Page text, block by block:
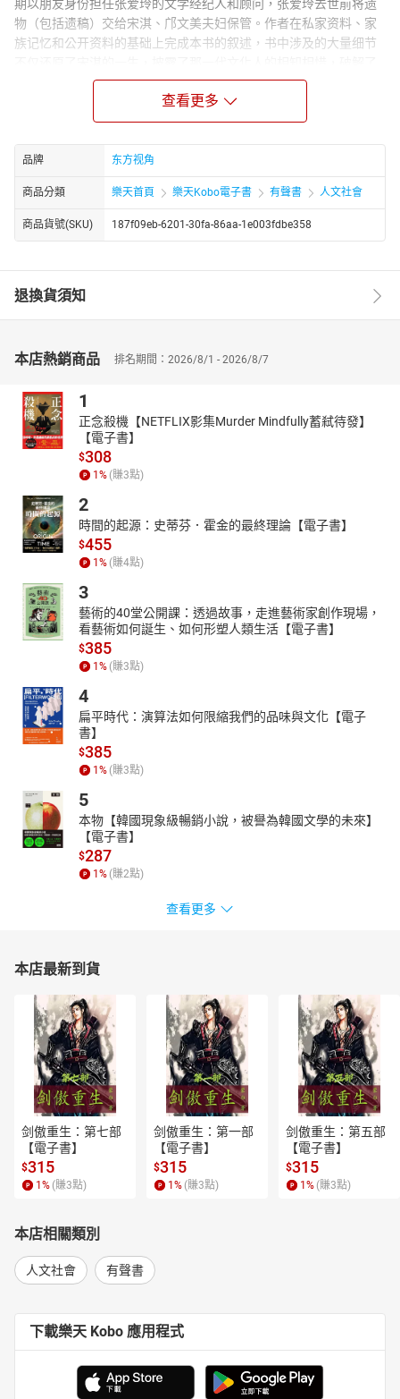
期以朋友身份担任张爱玲的文学经纪人和顾问，张爱玲去世前将遗
物（包括遗稿）交给宋淇、邝文美夫妇保管。作者在私家资料、家
族记忆和公开资料的基础上完成本书的叙述，书中涉及的大量细节
不少疑团和误解，也构建了一部“细节文化史”，使读者可以看到20
世纪华语文学、翻译、电影和大时代的一个侧影。
宋以朗，宋淇之子，统计学博士，从事媒体调查，东南西北博客
（zonaeuropa.com）创立人，父母去世后负责整理出版张爱玲遗
作。
查看更多
品牌 东方视角
商品分類 樂天首頁 樂天Kobo電子書 有聲書 人文社會
商品貨號(SKU) 187f09eb-6201-30fa-86aa-1e003fdbe358
退換貨須知
本店熱銷商品 排名期間：2026/8/1 - 2026/8/7
1
正念殺機【NETFLIX影集Murder Mindfully蓄弒待發】
【電子書】
$308
1 % (賺3點)
2
時間的起源：史蒂芬．霍金的最終理論【電子書】
$455
1 % (賺4點)
3
藝術的40堂公開課：透過故事，走進藝術家創作現場，
看藝術如何誕生、如何形塑人類生活【電子書】
$385
1 % (賺3點)
4
扁平時代：演算法如何限縮我們的品味與文化【電子
書】
$385
1 % (賺3點)
5
本物【韓國現象級暢銷小說，被譽為韓國文學的未來】
【電子書】
$287
1 % (賺2點)
查看更多
本店最新到貨
剑傲重生：第七部
【電子書】
$315
1 % (賺3點)
剑傲重生：第一部
【電子書】
$315
1 % (賺3點)
剑傲重生：第五部
【電子書】
$315
1 % (賺3點)
本店相關類別
人文社會 有聲書
下載樂天 Kobo 應用程式